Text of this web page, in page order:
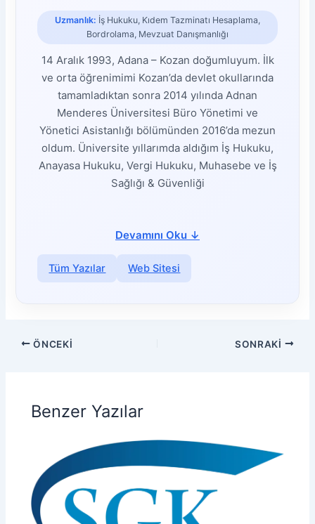
Uzmanlık: İş Hukuku, Kıdem Tazminatı Hesaplama,
Bordrolama, Mevzuat Danışmanlığı
14 Aralık 1993, Adana – Kozan doğumluyum. İlk
ve orta öğrenimimi Kozan’da devlet okullarında
tamamladıktan sonra 2014 yılında Adnan
Menderes Üniversitesi Büro Yönetimi ve
Yönetici Asistanlığı bölümünden 2016’da mezun
oldum. Üniversite yıllarımda aldığım İş Hukuku,
Anayasa Hukuku, Vergi Hukuku, Muhasebe ve İş
Sağlığı & Güvenliği
Devamını Oku ↓
Tüm Yazılar Web Sitesi
ÖNCEKI SONRAKI
Benzer Yazılar